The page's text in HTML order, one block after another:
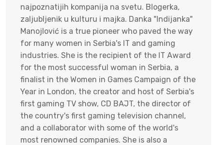
najpoznatijih kompanija na svetu. Blogerka,
zaljubljenik u kulturu i majka. Danka "Indijanka"
Manojlović is a true pioneer who paved the way
for many women in Serbia's IT and gaming
industries. She is the recipient of the IT Award
for the most successful woman in Serbia, a
finalist in the Women in Games Campaign of the
Year in London, the creator and host of Serbia's
first gaming TV show, CD BAJT, the director of
the country's first gaming television channel,
and a collaborator with some of the world's
most renowned companies. She is also a